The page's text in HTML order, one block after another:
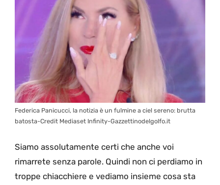
Federica Panicucci, la notizia è un fulmine a ciel sereno: brutta
batosta-Credit Mediaset Infinity-Gazzettinodelgolfo.it
Siamo assolutamente certi che anche voi
rimarrete senza parole. Quindi non ci perdiamo in
troppe chiacchiere e vediamo insieme cosa sta